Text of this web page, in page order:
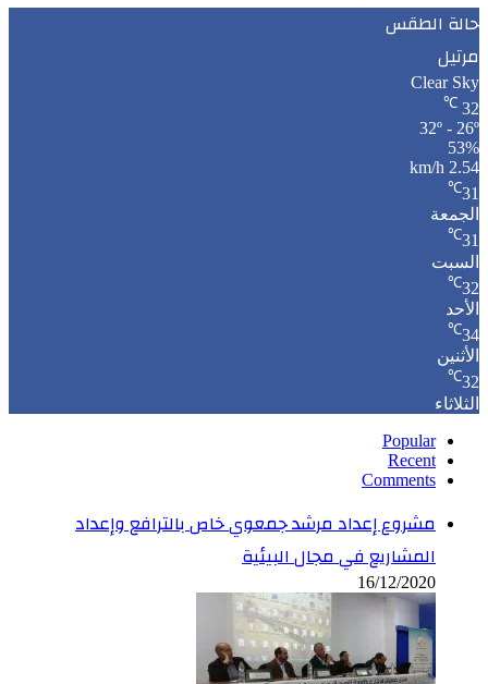
حالة الطقس
مرتيل
Clear Sky
32
℃
32º - 26º
53%
2.54 km/h
31
℃
الجمعة
31
℃
السبت
32
℃
الأحد
34
℃
الأثنين
32
℃
الثلاثاء
Popular
Recent
Comments
مشروع إعداد مرشد جمعوي خاص بالترافع وإعداد
المشاريع في مجال البيئية
16/12/2020